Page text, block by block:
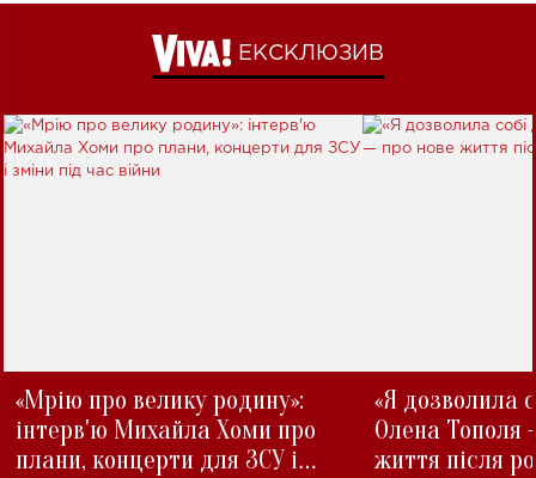
ЕКСКЛЮЗИВ
«Мрію про велику родину»:
інтерв'ю Михайла Хоми про
плани, концерти для ЗСУ і
«Я дозволила
Олена Тополя
життя після